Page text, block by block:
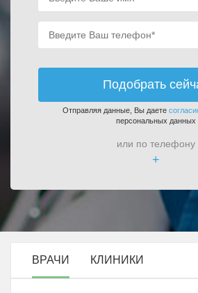
Подобрать
Отправляя данные, Вы даете
персональных данных
или по телефону
+
ВРАЧИ КЛИНИКИ